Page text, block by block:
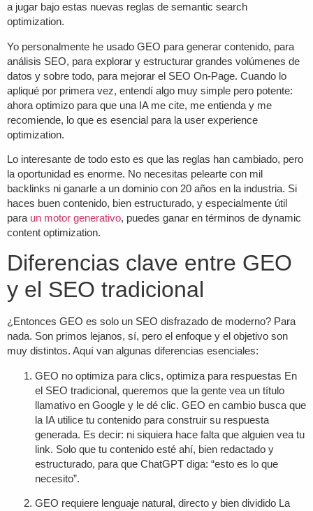
a jugar bajo estas nuevas reglas de semantic search
optimization.
Yo personalmente he usado GEO para generar contenido, para
análisis SEO, para explorar y estructurar grandes volúmenes de
datos y sobre todo, para mejorar el SEO On-Page. Cuando lo
apliqué por primera vez, entendí algo muy simple pero potente:
ahora optimizo para que una IA me cite, me entienda y me
recomiende, lo que es esencial para la user experience
optimization.
Lo interesante de todo esto es que las reglas han cambiado, pero
la oportunidad es enorme. No necesitas pelearte con mil
backlinks ni ganarle a un dominio con 20 años en la industria. Si
haces buen contenido, bien estructurado, y especialmente útil
para un motor generativo, puedes ganar en términos de dynamic
content optimization.
Diferencias clave entre GEO
y el SEO tradicional
¿Entonces GEO es solo un SEO disfrazado de moderno? Para
nada. Son primos lejanos, sí, pero el enfoque y el objetivo son
muy distintos. Aquí van algunas diferencias esenciales:
GEO no optimiza para clics, optimiza para respuestas En
el SEO tradicional, queremos que la gente vea un título
llamativo en Google y le dé clic. GEO en cambio busca que
la IA utilice tu contenido para construir su respuesta
generada. Es decir: ni siquiera hace falta que alguien vea tu
link. Solo que tu contenido esté ahí, bien redactado y
estructurado, para que ChatGPT diga: “esto es lo que
necesito”.
GEO requiere lenguaje natural, directo y bien dividido La